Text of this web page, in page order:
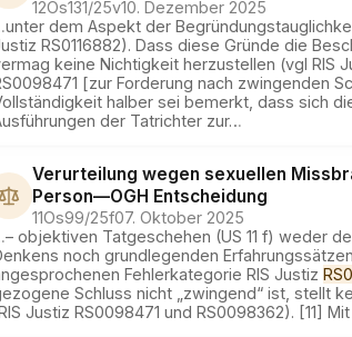
12Os131/25v10. Dezember 2025
unter dem Aspekt der
RS0116882). Dass diese Gründe die
keine Nichtigkeit herzustellen (vgl RIS
[zur Forderung nach zwingenden
halber sei bemerkt, dass sich
der Tatrichter zur…
Verurteilung wegen sexuellen
Person—OGH Entscheidung
11Os99/25f07. Oktober 2025
– objektiven Tatgeschehen (US 11 f) weder
noch grundlegenden
Fehlerkategorie RIS Justiz
Schluss nicht „zwingend“ ist, stellt
Justiz RS0098471 und RS0098362). [11]